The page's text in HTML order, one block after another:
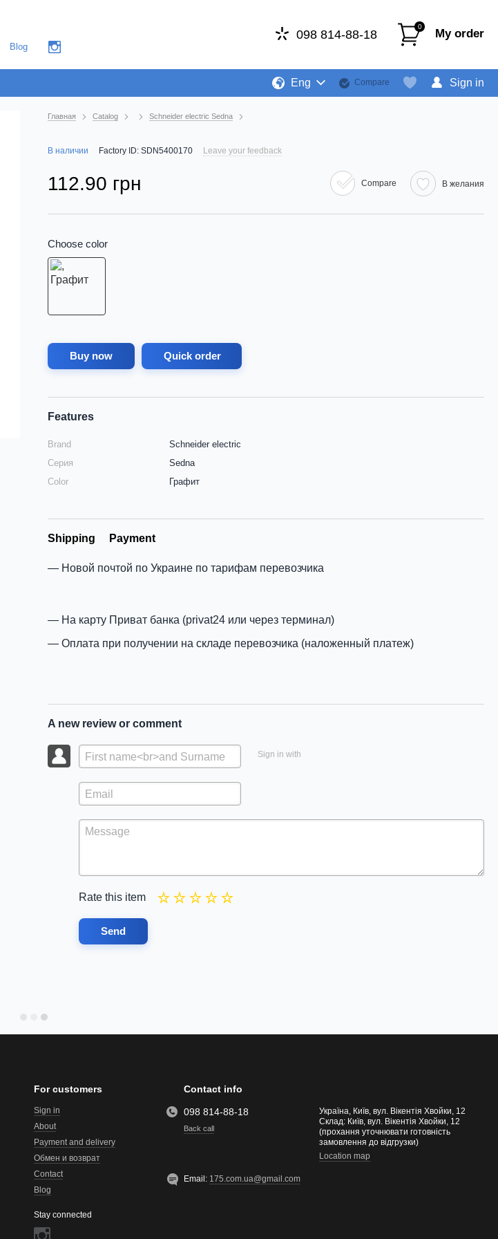
Blog
098 814-88-18
0 My order
Eng Compare Sign in
Главная Catalog Schneider electric Sedna
В наличии Factory ID: SDN5400170 Leave your feedback
112.90 грн Compare В желания
Choose color
Buy now Quick order
Features
Brand
Schneider electric
Серия
Sedna
Color
Графит
Shipping Payment
Новой почтой по Украине по тарифам перевозчика
На карту Приват банка (privat24 или через терминал)
Оплата при получении на складе перевозчика (наложенный платеж)
A new review or comment
Sign in with
Rate this item
Send
For customers
Sign in
About
Payment and delivery
Обмен и возврат
Contact
Blog
Stay connected
Contact info
098 814-88-18
Back call
Україна, Київ, вул. Вікентія Хвойки, 12
Склад: Київ, вул. Вікентія Хвойки, 12
(прохання уточнювати готовність
замовлення до відгрузки)
Location map
Email: 175.com.ua@gmail.com